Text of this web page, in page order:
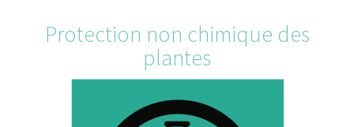
Protection non chimique des
plantes